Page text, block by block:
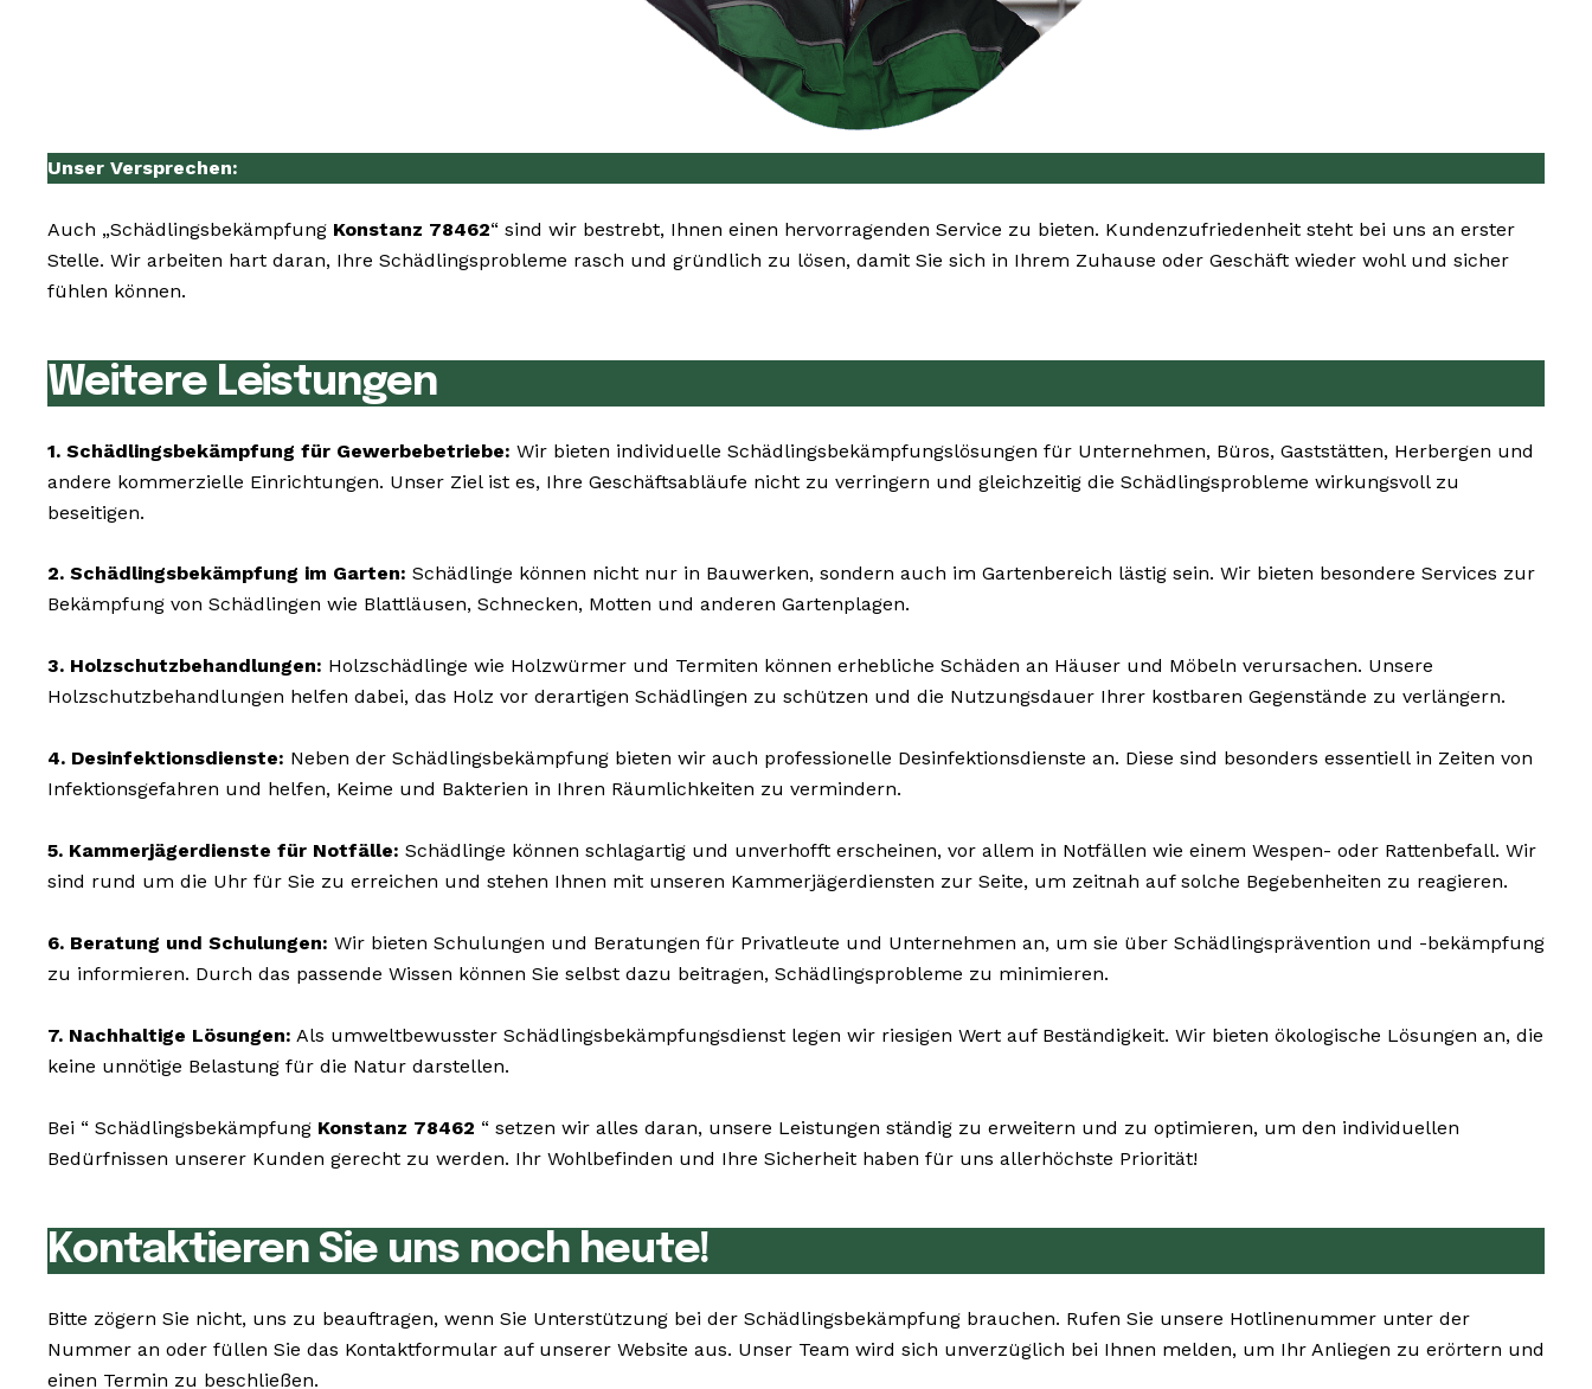
Unser Versprechen:
Auch „Schädlingsbekämpfung Konstanz 78462“ sind wir bestrebt, Ihnen einen hervorragenden Service zu bieten. Kundenzufriedenheit steht bei uns an erster
Stelle. Wir arbeiten hart daran, Ihre Schädlingsprobleme rasch und gründlich zu lösen, damit Sie sich in Ihrem Zuhause oder Geschäft wieder wohl und sicher
fühlen können.
Weitere Leistungen
1. Schädlingsbekämpfung für Gewerbebetriebe: Wir bieten individuelle Schädlingsbekämpfungslösungen für Unternehmen, Büros, Gaststätten, Herbergen und
andere kommerzielle Einrichtungen. Unser Ziel ist es, Ihre Geschäftsabläufe nicht zu verringern und gleichzeitig die Schädlingsprobleme wirkungsvoll zu
beseitigen.
2. Schädlingsbekämpfung im Garten: Schädlinge können nicht nur in Bauwerken, sondern auch im Gartenbereich lästig sein. Wir bieten besondere Services zur
Bekämpfung von Schädlingen wie Blattläusen, Schnecken, Motten und anderen Gartenplagen.
3. Holzschutzbehandlungen: Holzschädlinge wie Holzwürmer und Termiten können erhebliche Schäden an Häuser und Möbeln verursachen. Unsere
Holzschutzbehandlungen helfen dabei, das Holz vor derartigen Schädlingen zu schützen und die Nutzungsdauer Ihrer kostbaren Gegenstände zu verlängern.
4. Desinfektionsdienste: Neben der Schädlingsbekämpfung bieten wir auch professionelle Desinfektionsdienste an. Diese sind besonders essentiell in Zeiten von
Infektionsgefahren und helfen, Keime und Bakterien in Ihren Räumlichkeiten zu vermindern.
5. Kammerjägerdienste für Notfälle: Schädlinge können schlagartig und unverhofft erscheinen, vor allem in Notfällen wie einem Wespen- oder Rattenbefall. Wir
sind rund um die Uhr für Sie zu erreichen und stehen Ihnen mit unseren Kammerjägerdiensten zur Seite, um zeitnah auf solche Begebenheiten zu reagieren.
6. Beratung und Schulungen: Wir bieten Schulungen und Beratungen für Privatleute und Unternehmen an, um sie über Schädlingsprävention und -bekämpfung
zu informieren. Durch das passende Wissen können Sie selbst dazu beitragen, Schädlingsprobleme zu minimieren.
7. Nachhaltige Lösungen: Als umweltbewusster Schädlingsbekämpfungsdienst legen wir riesigen Wert auf Beständigkeit. Wir bieten ökologische Lösungen an, die
keine unnötige Belastung für die Natur darstellen.
Bei “ Schädlingsbekämpfung Konstanz 78462 “ setzen wir alles daran, unsere Leistungen ständig zu erweitern und zu optimieren, um den individuellen
Bedürfnissen unserer Kunden gerecht zu werden. Ihr Wohlbefinden und Ihre Sicherheit haben für uns allerhöchste Priorität!
Kontaktieren Sie uns noch heute!
Bitte zögern Sie nicht, uns zu beauftragen, wenn Sie Unterstützung bei der Schädlingsbekämpfung brauchen. Rufen Sie unsere Hotlinenummer unter der
Nummer an oder füllen Sie das Kontaktformular auf unserer Website aus. Unser Team wird sich unverzüglich bei Ihnen melden, um Ihr Anliegen zu erörtern und
einen Termin zu beschließen.